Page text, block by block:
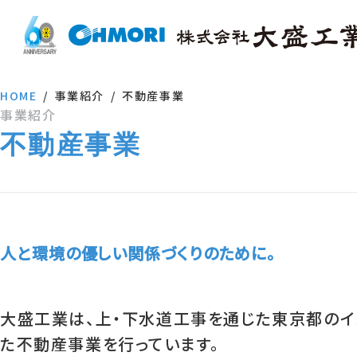
HOME 事業紹介 不動産事業
事業紹介
不動産事業
人と環境の優しい関係づくりのために。
大盛工業は、上・下水道工事を通じた東京都の
た不動産事業を行っています。